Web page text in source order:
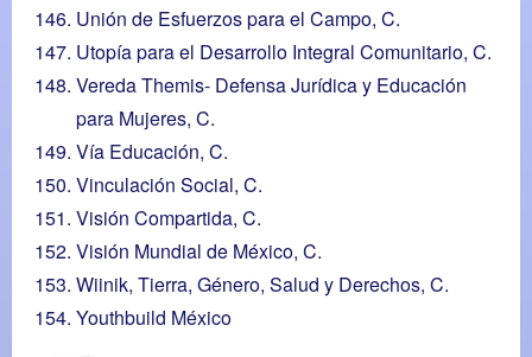
Unión de Esfuerzos para el Campo, C.
Utopía para el Desarrollo Integral Comunitario, C.
Vereda Themis- Defensa Jurídica y Educación
para Mujeres, C.
Vía Educación, C.
Vinculación Social, C.
Visión Compartida, C.
Visión Mundial de México, C.
Wiinik, Tierra, Género, Salud y Derechos, C.
Youthbuild México